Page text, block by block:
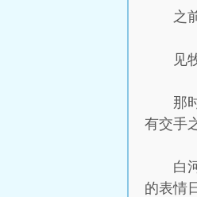
之
见
那
有交手
白
的表情